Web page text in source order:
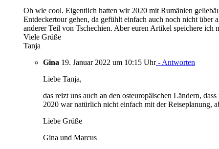
Oh wie cool. Eigentlich hatten wir 2020 mit Rumänien
Entdeckertour gehen, da gefühlt einfach auch noch nicht
anderer Teil von Tschechien. Aber euren Artikel speichere
Viele Grüße
Tanja
Gina 19. Januar 2022 um 10:15 Uhr- Antworten
Liebe Tanja,
das reizt uns auch an den osteuropäischen Ländern,
2020 war natürlich nicht einfach mit der Reiseplanung,
Liebe Grüße
Gina und Marcus